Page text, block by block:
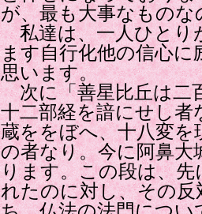
が、最も大事なもの
私達は、一人ひとり
ます自行化他の信心
思います。
次に「善星比丘は二
十二部経を諳にせし者
蔵ををぼへ、十八変を
の者なり。今に阿鼻
ります。この段は、
れたのに対し、その